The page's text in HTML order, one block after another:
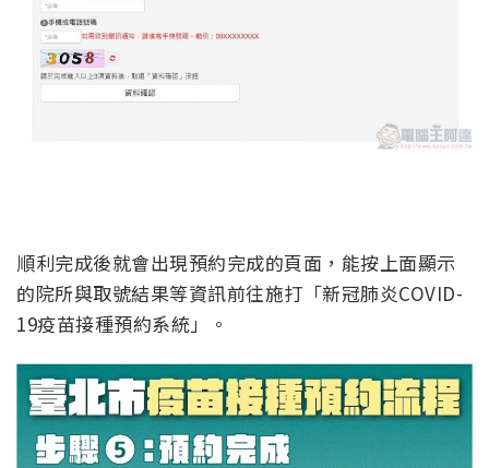
順利完成後就會出現預約完成的頁面，能按上面顯示
的院所與取號結果等資訊前往施打「新冠肺炎COVID-
19疫苗接種預約系統」。